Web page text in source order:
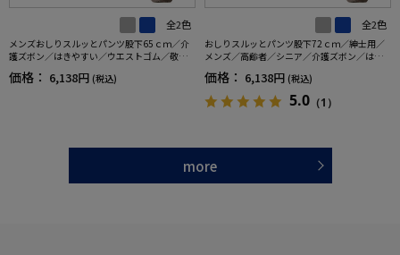
全2色
メンズおしりスルッとパンツ股下65ｃｍ／介
護ズボン／はきやすい／ウエストゴム／敬老
の日／ギフト／プレゼント【CF】
価格： 6,138円 (税込)
全2色
おしりスルッとパンツ股下72ｃｍ／紳士用／
メンズ／高齢者／シニア／介護ズボン／はき
やすい／ウエストゴム／敬老の日／ギフト／
プレゼント【CF】
価格： 6,138円 (税込)
5.0 （1）
more